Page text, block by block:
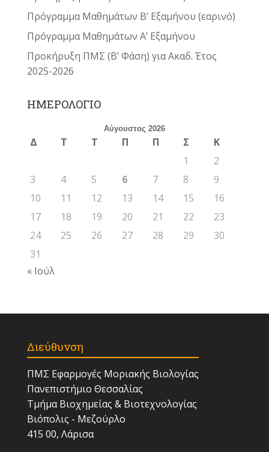
Πρόγραμμα Μαθημάτων Β’ Εξαμήνου (εαρινό)
Πρόγραμμα Μαθημάτων Α’ Εξαμήνου
Προκήρυξη ΠΜΣ (Β’ Φάση) για Ακαδ. Έτος
2025-2026
ΗΜΕΡΟΛΟΓΙΟ
Αύγουστος 2026
Δ Τ Τ Π Π Σ
Κ
1
2
3
4 5 6 7 8
9
10
11 12 13 14 15
16
17
18 19 20 21 22
23
24
25 26 27 28 29
30
31
« Ιούλ
Διεύθυνση
ΠΜΣ Εφαρμογές Μοριακής Βιολογίας
Πανεπιστήμιο Θεσσαλίας
Τμήμα Βιοχημείας & Βιοτεχνολογίας
Βιόπολις - Μεζούρλο
415 00, Λάρισα